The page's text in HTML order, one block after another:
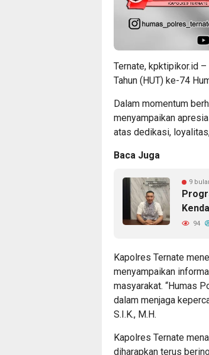
Ternate, kpktipikor.id
Tahun (HUT) ke-74
Dalam momentum
menyampaikan
atas dedikasi,
Baca Juga
9
94
Kapolres Ternate
menyampaikan
masyarakat. “Humas
dalam menjaga
S.I.K., M.H.
Kapolres Ternate
diharapkan terus